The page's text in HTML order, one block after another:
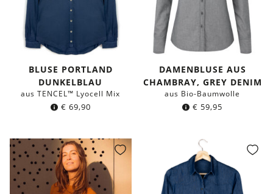
BLUSE PORTLAND
DUNKELBLAU
aus TENCEL™ Lyocell Mix
€ 69,90
DAMENBLUSE AUS
CHAMBRAY, GREY DENIM
aus Bio-Baumwolle
€ 59,95